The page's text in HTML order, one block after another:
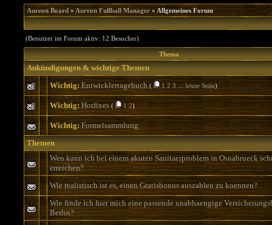
Aureon Board»Aureon Fußball Manager» Allgemeines Forum
(Benutzer im Forum aktiv: 12 Besucher)
Thema
Ankündigungen & wichtige Themen
Wichtig: Entwicklertagebuch( 1 2 3...letzte Seite)
Wichtig: Hotfixes( 1 2)
Wichtig: Formelsammlung
Themen
Wen kann ich bei einem akuten Sanitaerproblem in Osnabrueck
erreichen?
Wie realistisch ist es, einen Gratisbonus auszahlen zu koennen?
Wie finde ich fuer mich eine passende unabhaengige
Berlin?